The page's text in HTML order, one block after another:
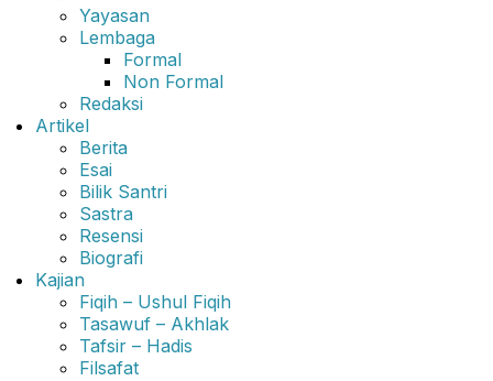
Yayasan
Lembaga
Formal
Non Formal
Redaksi
Artikel
Berita
Esai
Bilik Santri
Sastra
Resensi
Biografi
Kajian
Fiqih – Ushul Fiqih
Tasawuf – Akhlak
Tafsir – Hadis
Filsafat